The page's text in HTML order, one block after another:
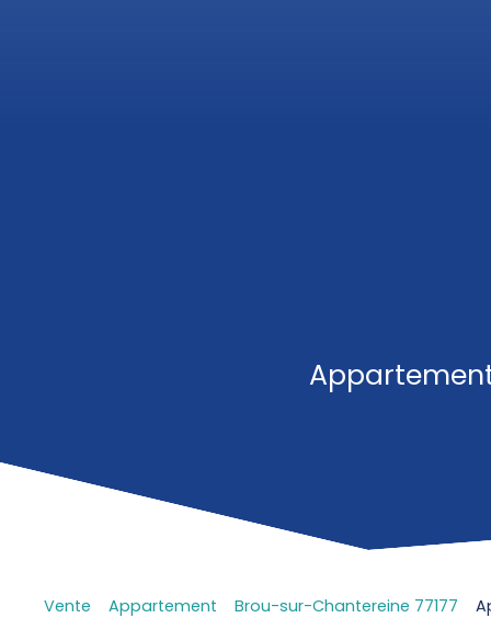
Vente Appartement Brou-sur-Chantereine 77177